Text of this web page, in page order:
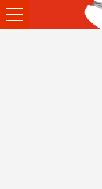
Ouvrir
le